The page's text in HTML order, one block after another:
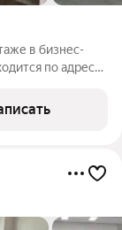
в бизнес-
по адресу:
м.